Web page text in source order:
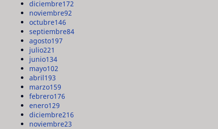
diciembre172
noviembre92
octubre146
septiembre84
agosto197
julio221
junio134
mayo102
abril193
marzo159
febrero176
enero129
diciembre216
noviembre23